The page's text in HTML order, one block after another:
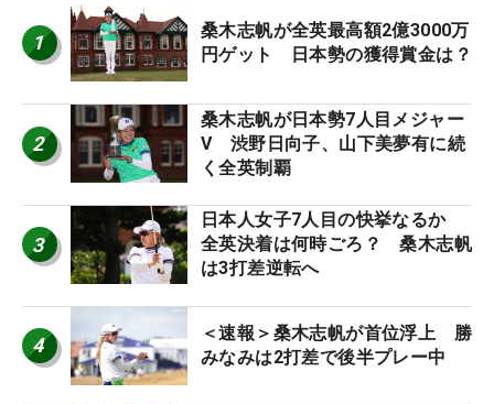
1
桑木志帆が全英最高額2億3000万
円ゲット 日本勢の獲得賞金は？
2
桑木志帆が日本勢7人目メジャー
V 渋野日向子、山下美夢有に続
く全英制覇
3
日本人女子7人目の快挙なるか
全英決着は何時ごろ？ 桑木志帆
は3打差逆転へ
4
＜速報＞桑木志帆が首位浮上 勝
みなみは2打差で後半プレー中